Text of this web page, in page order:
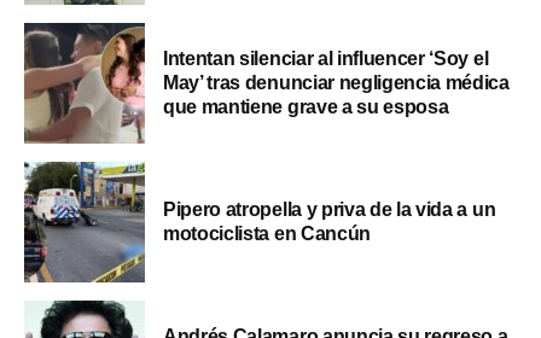
Intentan silenciar al influencer ‘Soy el
May’ tras denunciar negligencia médica
que mantiene grave a su esposa
Pipero atropella y priva de la vida a un
motociclista en Cancún